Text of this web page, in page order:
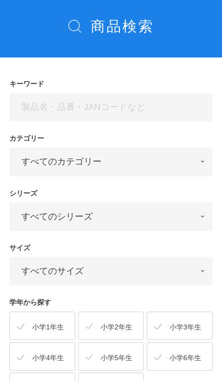
商品検索
キーワード
カテゴリー
シリーズ
サイズ
学年から探す
小学1年生 小学2年生 小学3年生
小学4年生 小学5年生 小学6年生